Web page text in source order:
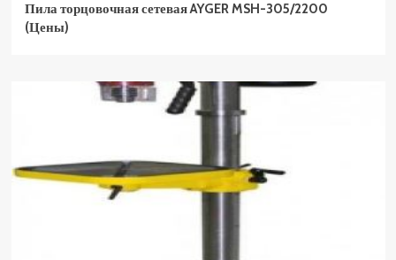
Пила торцовочная сетевая AYGER MSH-305/2200
(Цены)